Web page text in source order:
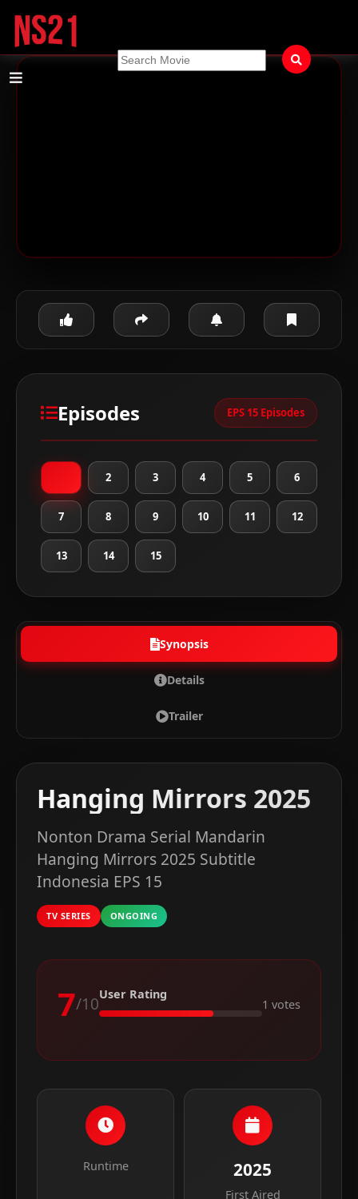
Episodes EPS 15 Episodes
2 3 4 5 6
7 8 9 10 11 12
13 14 15
Synopsis
Details
Trailer
Hanging Mirrors 2025
Nonton Drama Serial Mandarin
Hanging Mirrors 2025 Subtitle
Indonesia EPS 15
TV SERIES ONGOING
7/10User Rating
1 votes
Runtime 2025
First Aired